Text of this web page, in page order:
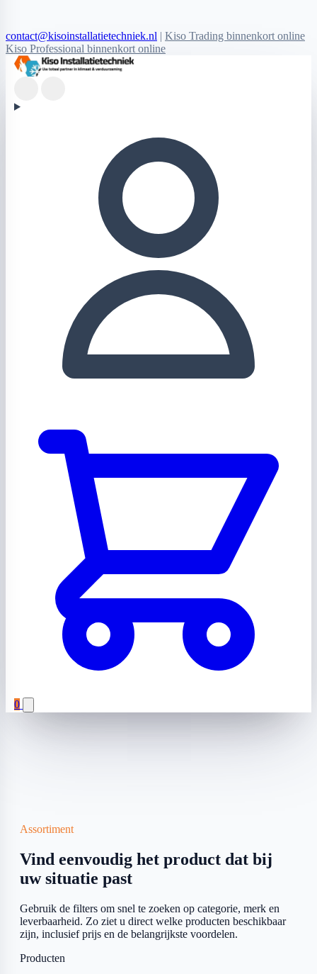
contact@kisoinstallatietechniek.nl | Kiso Trading binnenkort online
Kiso Professional binnenkort online
0
Assortiment
Vind eenvoudig het product dat bij
uw situatie past
Gebruik de filters om snel te zoeken op categorie, merk en
leverbaarheid. Zo ziet u direct welke producten beschikbaar
zijn, inclusief prijs en de belangrijkste voordelen.
Producten